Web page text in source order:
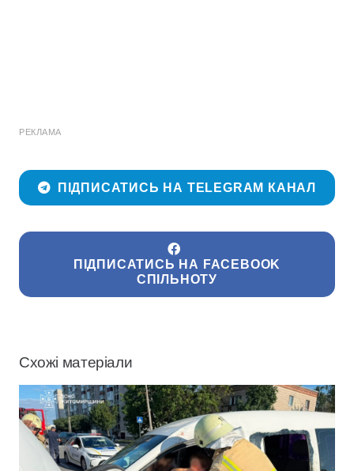
РЕКЛАМА
ПІДПИСАТИСЬ НА TELEGRAM КАНАЛ
ПІДПИСАТИСЬ НА FACEBOOK
СПІЛЬНОТУ
Схожі матеріали